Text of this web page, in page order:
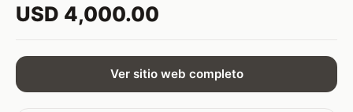
USD 4,000.00
Ver sitio web completo